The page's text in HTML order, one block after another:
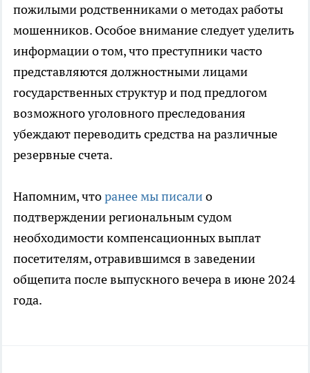
пожилыми родственниками о методах работы
мошенников. Особое внимание следует уделить
информации о том, что преступники часто
представляются должностными лицами
государственных структур и под предлогом
возможного уголовного преследования
убеждают переводить средства на различные
резервные счета.
Напомним, чторанее мы писалио
подтверждении региональным судом
необходимости компенсационных выплат
посетителям, отравившимся в заведении
общепита после выпускного вечера в июне 2024
года.